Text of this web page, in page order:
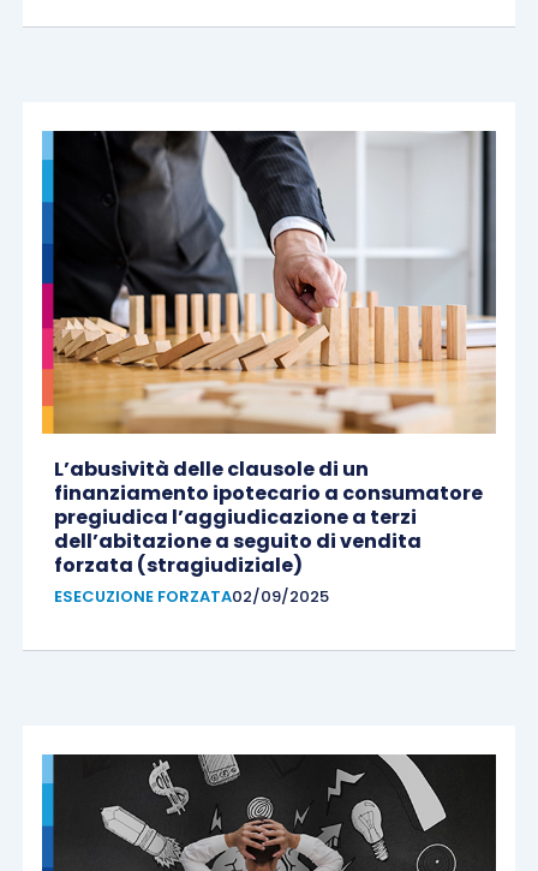
L’abusività delle clausole di un
finanziamento ipotecario a consumatore
pregiudica l’aggiudicazione a terzi
dell’abitazione a seguito di vendita
forzata (stragiudiziale)
ESECUZIONE FORZATA02/09/2025